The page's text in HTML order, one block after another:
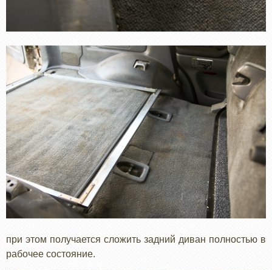
при этом получается сложить задний диван полностью в
рабочее состояние.